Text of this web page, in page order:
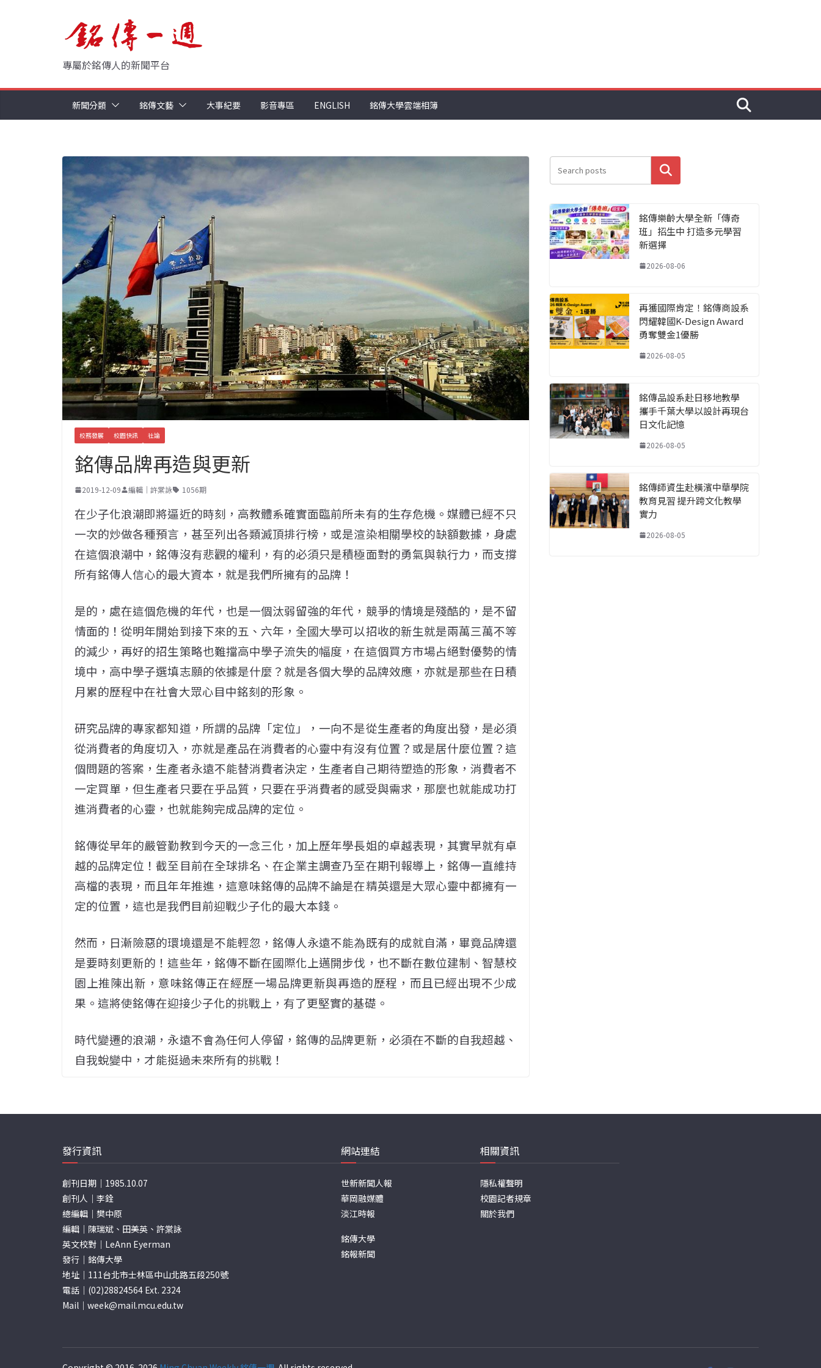
專屬於銘傳人的新聞平台
新聞分類 銘傳文藝 大事紀要 影音專區 ENGLISH 銘傳大學雲端相簿
校務發展 校園快訊 社論
銘傳品牌再造與更新
2019-12-09 編輯｜許棠詠 1056期
在少子化浪潮即將逼近的時刻，高教體系確實面臨前所未有的生存危機。媒體已經不只
一次的炒做各種預言，甚至列出各類滅頂排行榜，或是渲染相關學校的缺額數據，身處
在這個浪潮中，銘傳沒有悲觀的權利，有的必須只是積極面對的勇氣與執行力，而支撐
所有銘傳人信心的最大資本，就是我們所擁有的品牌！
是的，處在這個危機的年代，也是一個汰弱留強的年代，競爭的情境是殘酷的，是不留
情面的！從明年開始到接下來的五、六年，全國大學可以招收的新生就是兩萬三萬不等
的減少，再好的招生策略也難擋高中學子流失的幅度，在這個買方市場占絕對優勢的情
境中，高中學子選填志願的依據是什麼？就是各個大學的品牌效應，亦就是那些在日積
月累的歷程中在社會大眾心目中銘刻的形象。
研究品牌的專家都知道，所謂的品牌「定位」，一向不是從生產者的角度出發，是必須
從消費者的角度切入，亦就是產品在消費者的心靈中有沒有位置？或是居什麼位置？這
個問題的答案，生產者永遠不能替消費者決定，生產者自己期待塑造的形象，消費者不
一定買單，但生產者只要在乎品質，只要在乎消費者的感受與需求，那麼也就能成功打
進消費者的心靈，也就能夠完成品牌的定位。
銘傳從早年的嚴管勤教到今天的一念三化，加上歷年學長姐的卓越表現，其實早就有卓
越的品牌定位！截至目前在全球排名、在企業主調查乃至在期刊報導上，銘傳一直維持
高檔的表現，而且年年推進，這意味銘傳的品牌不論是在精英還是大眾心靈中都擁有一
定的位置，這也是我們目前迎戰少子化的最大本錢。
然而，日漸險惡的環境還是不能輕忽，銘傳人永遠不能為既有的成就自滿，畢竟品牌還
是要時刻更新的！這些年，銘傳不斷在國際化上邁開步伐，也不斷在數位建制、智慧校
園上推陳出新，意味銘傳正在經歷一場品牌更新與再造的歷程，而且已經出現不少成
果。這將使銘傳在迎接少子化的挑戰上，有了更堅實的基礎。
時代變遷的浪潮，永遠不會為任何人停留，銘傳的品牌更新，必須在不斷的自我超越、
自我蛻變中，才能挺過未來所有的挑戰！
搜尋
銘傳樂齡大學全新「傳奇
班」招生中 打造多元學習
新選擇
2026-08-06
再獲國際肯定！銘傳商設系
閃耀韓國K-Design Award
勇奪雙金1優勝
2026-08-05
銘傳品設系赴日移地教學
攜手千葉大學以設計再現台
日文化記憶
2026-08-05
銘傳師資生赴橫濱中華學院
教育見習 提升跨文化教學
實力
2026-08-05
發行資訊
創刊日期｜1985.10.07
創刊人｜李銓
總編輯｜樊中原
編輯｜陳瑞斌、田美英、許棠詠
英文校對｜LeAnn Eyerman
發行｜銘傳大學
地址｜111台北市士林區中山北路五段250號
電話｜(02)28824564 Ext. 2324
Mail｜ week@mail.mcu.edu.tw
網站連結
世新新聞人報
華岡融媒體
淡江時報
銘傳大學
銘報新聞
相關資訊
隱私權聲明
校園記者規章
關於我們